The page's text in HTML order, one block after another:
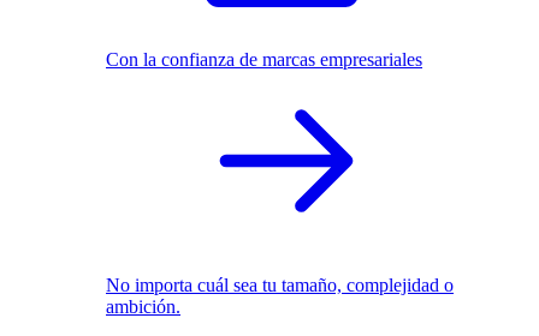
Con la confianza de marcas empresariales
No importa cuál sea tu tamaño, complejidad o
ambición.